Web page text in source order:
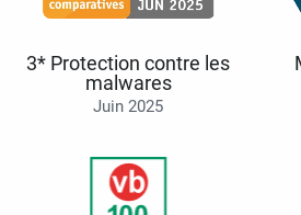
3* Protection contre les
malwares
Juin 2025